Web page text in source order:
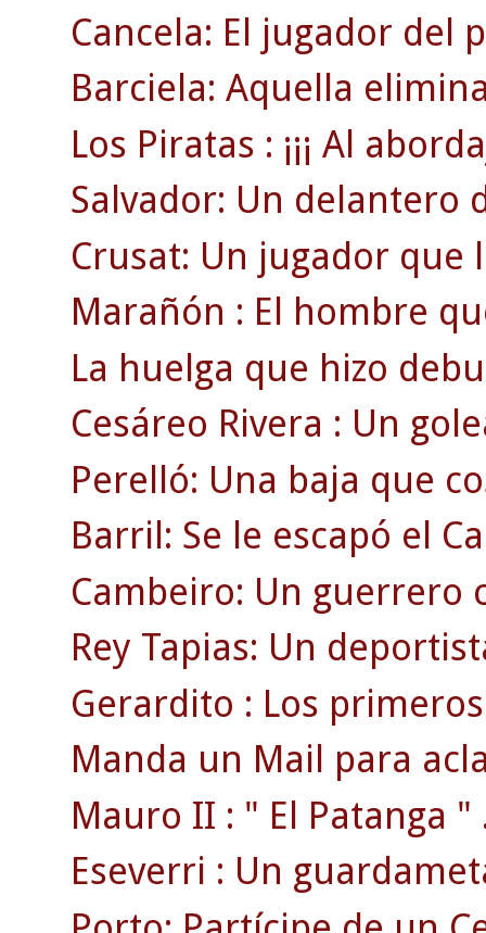
Cancela: El jugador del
Barciela: Aquella
Los Piratas : ¡¡¡ Al
Salvador: Un delantero
Crusat: Un jugador que
Marañón : El hombre
La huelga que hizo
Cesáreo Rivera : Un
Perelló: Una baja que
Barril: Se le escapó el
Cambeiro: Un guerrero
Rey Tapias: Un
Gerardito : Los
Manda un Mail para
Mauro II : " El Patanga "
Eseverri : Un